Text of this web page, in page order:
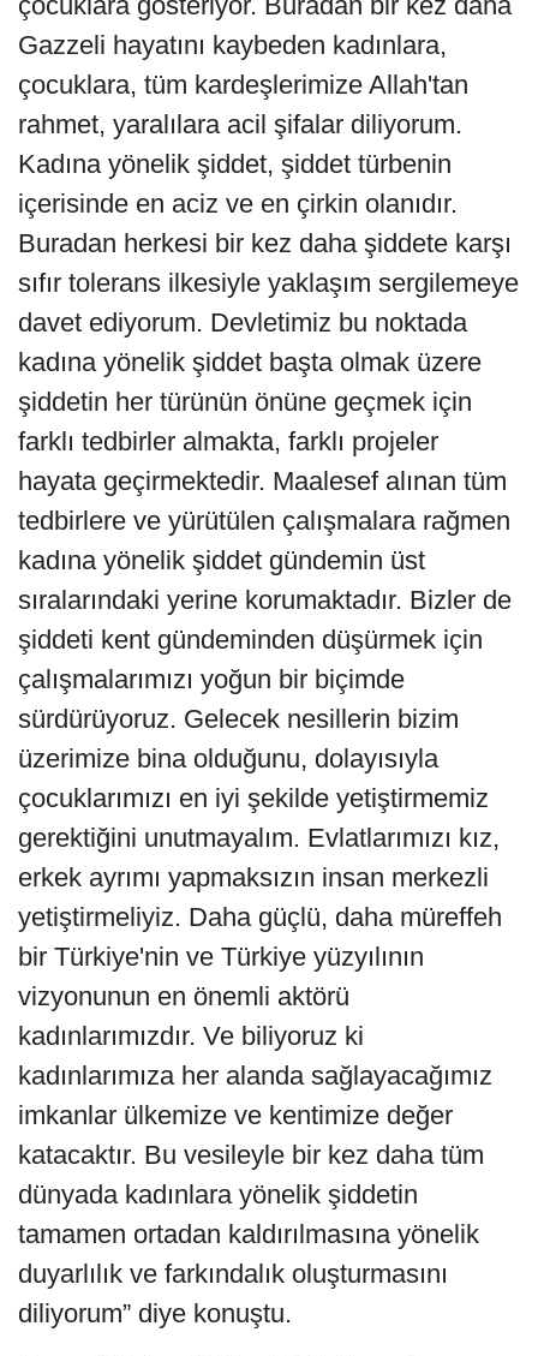
Gazzeli hayatını kaybeden kadınlara,
çocuklara, tüm kardeşlerimize Allah'tan
rahmet, yaralılara acil şifalar diliyorum.
Kadına yönelik şiddet, şiddet türbenin
içerisinde en aciz ve en çirkin olanıdır.
Buradan herkesi bir kez daha şiddete karşı
sıfır tolerans ilkesiyle yaklaşım sergilemeye
davet ediyorum. Devletimiz bu noktada
kadına yönelik şiddet başta olmak üzere
şiddetin her türünün önüne geçmek için
farklı tedbirler almakta, farklı projeler
hayata geçirmektedir. Maalesef alınan tüm
tedbirlere ve yürütülen çalışmalara rağmen
kadına yönelik şiddet gündemin üst
sıralarındaki yerine korumaktadır. Bizler de
şiddeti kent gündeminden düşürmek için
çalışmalarımızı yoğun bir biçimde
sürdürüyoruz. Gelecek nesillerin bizim
üzerimize bina olduğunu, dolayısıyla
çocuklarımızı en iyi şekilde yetiştirmemiz
gerektiğini unutmayalım. Evlatlarımızı kız,
erkek ayrımı yapmaksızın insan merkezli
yetiştirmeliyiz. Daha güçlü, daha müreffeh
bir Türkiye'nin ve Türkiye yüzyılının
vizyonunun en önemli aktörü
kadınlarımızdır. Ve biliyoruz ki
kadınlarımıza her alanda sağlayacağımız
imkanlar ülkemize ve kentimize değer
katacaktır. Bu vesileyle bir kez daha tüm
dünyada kadınlara yönelik şiddetin
tamamen ortadan kaldırılmasına yönelik
duyarlılık ve farkındalık oluşturmasını
diliyorum” diye konuştu.